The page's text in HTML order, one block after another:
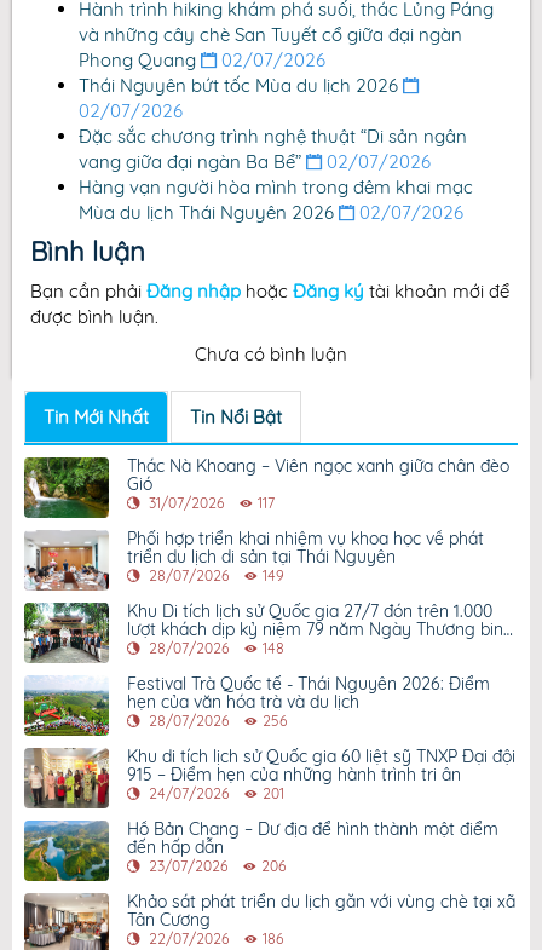
Hành trình hiking khám phá suối, thác Lủng Páng
và những cây chè San Tuyết cổ giữa đại ngàn
Phong Quang
02/07/2026
Thái Nguyên bứt tốc Mùa du lịch 2026
02/07/2026
Đặc sắc chương trình nghệ thuật “Di sản ngân
vang giữa đại ngàn Ba Bể”
02/07/2026
Hàng vạn người hòa mình trong đêm khai mạc
Mùa du lịch Thái Nguyên 2026
02/07/2026
Bình luận
Bạn cần phải Đăng nhập hoặc Đăng ký tài khoản mới để
được bình luận.
Chưa có bình luận
Tin Mới Nhất Tin Nổi Bật
Thác Nà Khoang – Viên ngọc xanh giữa chân đèo
Gió
31/07/2026 117
Phối hợp triển khai nhiệm vụ khoa học về phát
triển du lịch di sản tại Thái Nguyên
28/07/2026 149
Khu Di tích lịch sử Quốc gia 27/7 đón trên 1.000
lượt khách dịp kỷ niệm 79 năm Ngày Thương binh
- Liệt sỹ
28/07/2026 148
Festival Trà Quốc tế - Thái Nguyên 2026: Điểm
hẹn của văn hóa trà và du lịch
28/07/2026 256
Khu di tích lịch sử Quốc gia 60 liệt sỹ TNXP Đại đội
915 – Điểm hẹn của những hành trình tri ân
24/07/2026 201
Hồ Bản Chang – Dư địa để hình thành một điểm
đến hấp dẫn
23/07/2026 206
Khảo sát phát triển du lịch gắn với vùng chè tại xã
Tân Cương
22/07/2026 186